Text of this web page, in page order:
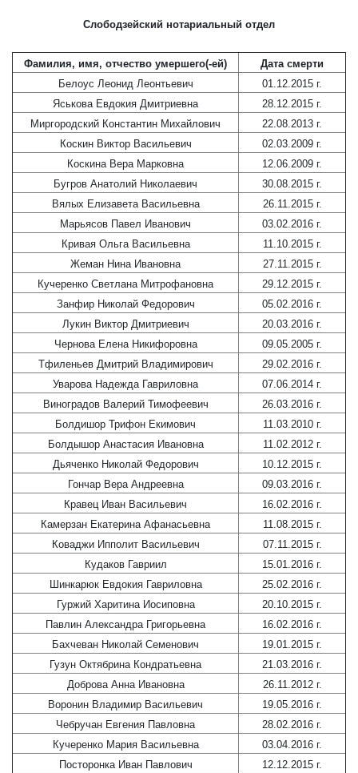
Слободзейский нотариальный отдел
Фамилия, имя, отчество умершего(-ей)
Дата смерти
Белоус Леонид Леонтьевич
01.12.2015 г.
Яськова Евдокия Дмитриевна
28.12.2015 г.
Миргородский Константин Михайлович
22.08.2013 г.
Коскин Виктор Васильевич
02.03.2009 г.
Коскина Вера Марковна
12.06.2009 г.
Бугров Анатолий Николаевич
30.08.2015 г.
Вялых Елизавета Васильевна
26.11.2015 г.
Марьясов Павел Иванович
03.02.2016 г.
Кривая Ольга Васильевна
11.10.2015 г.
Жеман Нина Ивановна
27.11.2015 г.
Кучеренко Светлана Митрофановна
29.12.2015 г.
Занфир Николай Федорович
05.02.2016 г.
Лукин Виктор Дмитриевич
20.03.2016 г.
Чернова Елена Никифоровна
09.05.2005 г.
Тфиленьев Дмитрий Владимирович
29.02.2016 г.
Уварова Надежда Гавриловна
07.06.2014 г.
Виноградов Валерий Тимофеевич
26.03.2016 г.
Болдишор Трифон Екимович
11.03.2010 г.
Болдышор Анастасия Ивановна
11.02.2012 г.
Дьяченко Николай Федорович
10.12.2015 г.
Гончар Вера Андреевна
09.03.2016 г.
Кравец Иван Васильевич
16.02.2016 г.
Камерзан Екатерина Афанасьевна
11.08.2015 г.
Коваджи Ипполит Васильевич
07.11.2015 г.
Кудаков Гавриил
15.01.2016 г.
Шинкарюк Евдокия Гавриловна
25.02.2016 г.
Гуржий Харитина Иосиповна
20.10.2015 г.
Павлин Александра Григорьевна
16.02.2016 г.
Бахчеван Николай Семенович
19.01.2015 г.
Гузун Октябрина Кондратьевна
21.03.2016 г.
Доброва Анна Ивановна
26.11.2012 г.
Воронин Владимир Васильевич
19.05.2016 г.
Чебручан Евгения Павловна
28.02.2016 г.
Кучеренко Мария Васильевна
03.04.2016 г.
Посторонка Иван Павлович
12.12.2015 г.